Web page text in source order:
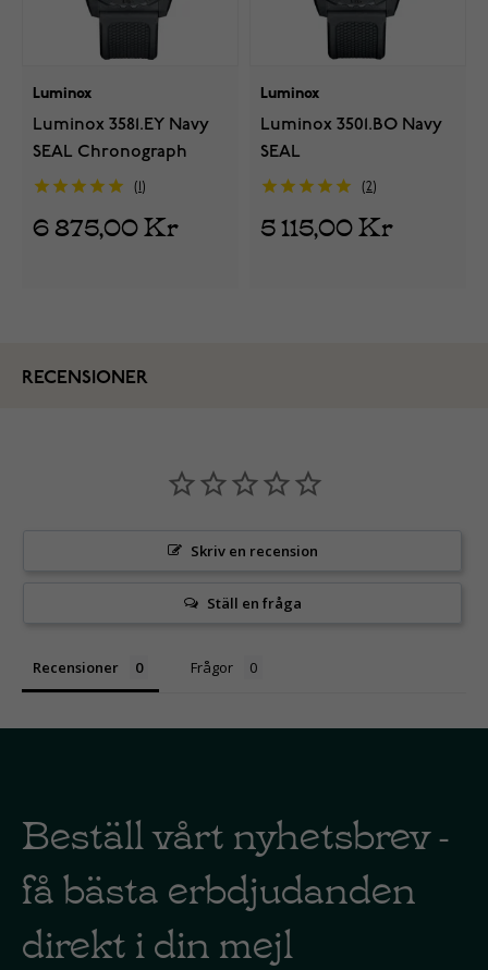
Luminox
Luminox 3581.EY Navy
SEAL Chronograph
6 875,00 Kr
Luminox
Luminox 3501.BO Navy
SEAL
2
5 115,00 Kr
RECENSIONER
Skriv en recension
Ställ en fråga
Recensioner Frågor
Beställ vårt nyhetsbrev -
få bästa erbdjudanden
direkt i din mejl